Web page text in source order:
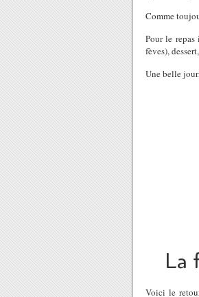
Comme
Pour le
fèves),
Une belle
La
Voici le